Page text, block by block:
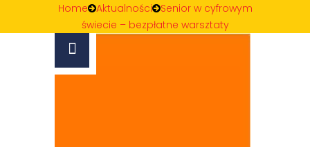
Home Aktualności
Senior w cyfrowym
świecie – bezpłatne warsztaty